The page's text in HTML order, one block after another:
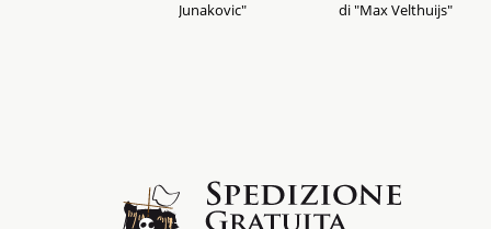
Junakovic"
di "Max Velthuijs"